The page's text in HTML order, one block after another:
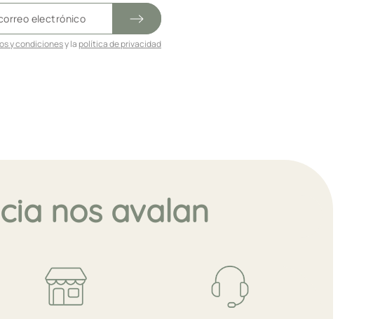
y condicionesy la política de privacidad
nos avalan